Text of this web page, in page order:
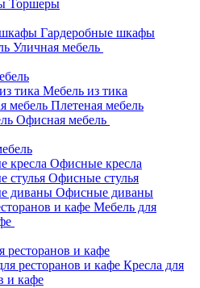
Торшеры
Гардеробные шкафы
Уличная мебель
Мебель из тика
Плетеная мебель
Офисная мебель
Офисные кресла
Офисные стулья
Офисные диваны
Мебель для
ресторанов и кафе
Кресла для
и кафе